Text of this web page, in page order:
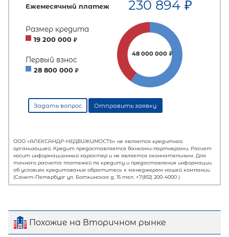
Похожие на Вторичном рынке